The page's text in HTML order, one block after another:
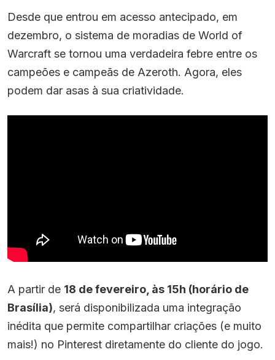
Desde que entrou em acesso antecipado, em
dezembro, o sistema de moradias de World of
Warcraft se tornou uma verdadeira febre entre os
campeões e campeãs de Azeroth. Agora, eles
podem dar asas à sua criatividade.
A partir de 18 de fevereiro, às 15h (horário de
Brasília), será disponibilizada uma integração
inédita que permite compartilhar criações (e muito
mais!) no Pinterest diretamente do cliente do jogo.